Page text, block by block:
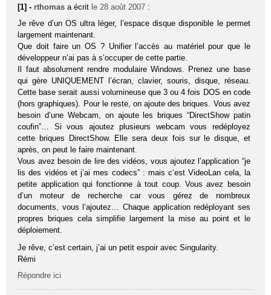
[1] - rthomas a écrit le 28 août 2007 :
Je rêve d’un OS ultra léger, l’espace disque disponible le permet
largement maintenant.
Que doit faire un OS ? Unifier l’accès au matériel pour que le
développeur n’ai pas à s’occuper de cette partie.
Il faut absolument rendre modulaire Windows. Prenez une base
qui gère UNIQUEMENT l’écran, clavier, souris, disque, réseau.
Cette base serait aussi volumineuse que 3 ou 4 fois DOS en code
(hors graphiques). Pour le reste, on ajoute des briques. Vous avez
besoin d’une Webcam, on ajoute les briques “DirectShow patin
coufin”… Si vous ajoutez plusieurs webcam vous redéployez
cette briques DirectShow. Elle sera deux fois sur le disque, et
après, on peut le faire maintenant.
Vous avez besoin de lire des vidéos, vous ajoutez l’application “je
lis des vidéos et j’ai mes codecs” : mais c’est VideoLan cela, la
petite application qui fonctionne à tout coup. Vous avez besoin
d’un moteur de recherche car vous gérez de nombreux
documents, vous l’ajoutez… Chaque application redéployant ses
propres briques cela simplifie largement la mise au point et le
déploiement.
Je rêve, c’est certain, j’ai un petit espoir avec Singularity.
Rémi
Répondre ici